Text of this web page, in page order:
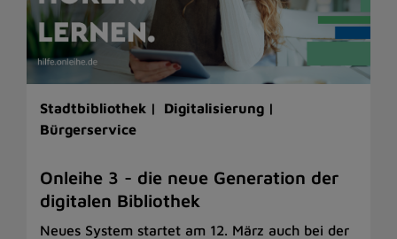
Stadtbibliothek |
Digitalisierung |
Bürgerservice
Onleihe 3 - die neue Generation der
digitalen Bibliothek
Neues System startet am 12. März auch bei der